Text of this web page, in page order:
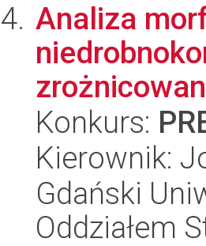
Analiza
Konkurs:
Kierownik:
Gdański
Oddziałem